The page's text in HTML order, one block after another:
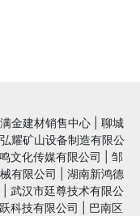
金建材销售中心
聊城
耀矿山设备制造有限公
文化传媒有限公司
邹
有限公司
湖南新鸿德
武汉市廷尊技术有限公
科技有限公司
巴南区